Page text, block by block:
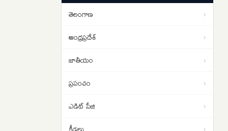
EDITORIAL: త్రిపక్ష సంయుక్త రక్షణ
ఒప్పందం పర్యవసానాలు
తెలంగాణ ›
ఆంధ్రప్రదేశ్ ›
జాతీయం ›
ప్రపంచం ›
ఎడిట్ పేజి ›